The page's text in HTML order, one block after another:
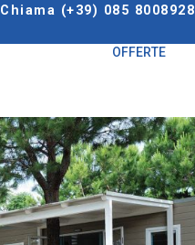
Chiama (+39) 085 8008928
OFFERTE